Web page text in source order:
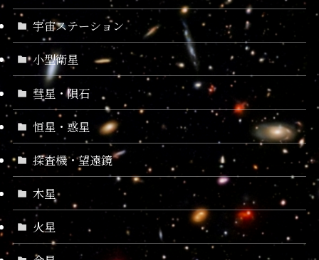
宇宙ステーション
小型衛星
彗星・隕石
恒星・惑星
探査機・望遠鏡
木星
火星